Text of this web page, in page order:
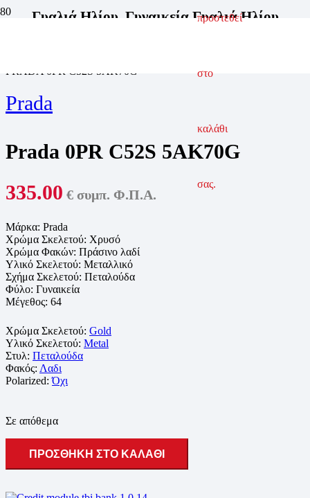
προστεθεί
στο
καλάθι
σας.
Γυαλιά Ηλίου, Γυναικεία Γυαλιά Ηλίου
PRADA 0PR C52S 5AK70G
Prada
Prada 0PR C52S 5AK70G
335.00 € συμπ. Φ.Π.Α.
Μάρκα: Prada
Χρώμα Σκελετού: Χρυσό
Χρώμα Φακών: Πράσινο λαδί
Υλικό Σκελετού: Μεταλλικό
Σχήμα Σκελετού: Πεταλούδα
Φύλο: Γυναικεία
Μέγεθος: 64
Χρώμα Σκελετού: Gold
Υλικό Σκελετού: Metal
Στυλ: Πεταλούδα
Φακός: Λαδι
Polarized:Όχι
Σε απόθεμα
ΠΡΟΣΘΗΚΗ ΣΤΟ ΚΑΛΑΘΙ